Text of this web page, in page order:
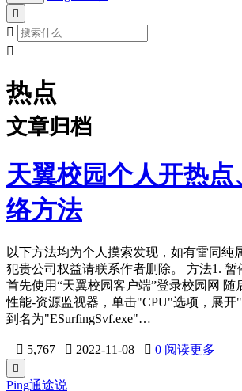



热点
文章归档
天翼校园个人开热点
络方法
以下方法均为个人摸索发现，如有雷同纯
犯贵公司权益请联系作者删除。 方法1. 暂
首先使用“天翼校园客户端”登录校园网 随
性能-资源监视器，单击"CPU"选项，展
到名为"ESurfingSvf.exe"…
 5,767  2022-11-08  0 阅读更多

Ping通途说